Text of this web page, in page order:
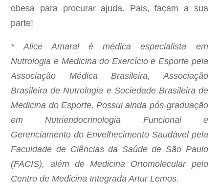
obesa para procurar ajuda. Pais, façam a sua
parte!
* Alice Amaral é médica especialista em
Nutrologia e Medicina do Exercício e Esporte pela
Associação Médica Brasileira, Associação
Brasileira de Nutrologia e Sociedade Brasileira de
Medicina do Esporte. Possui ainda pós-graduação
em Nutriendocrinologia Funcional e
Gerenciamento do Envelhecimento Saudável pela
Faculdade de Ciências da Saúde de São Paulo
(FACIS), além de Medicina Ortomolecular pelo
Centro de Medicina Integrada Artur Lemos.